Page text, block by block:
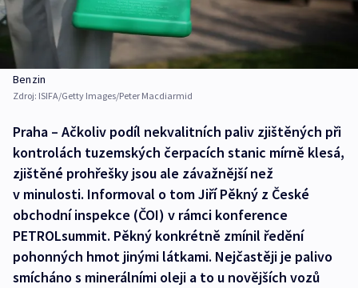
Benzin
Zdroj: ISIFA/Getty Images/Peter Macdiarmid
Praha – Ačkoliv podíl nekvalitních paliv zjištěných při
kontrolách tuzemských čerpacích stanic mírně klesá,
zjištěné prohřešky jsou ale závažnější než
v minulosti. Informoval o tom Jiří Pěkný z České
obchodní inspekce (ČOI) v rámci konference
PETROLsummit. Pěkný konkrétně zmínil ředění
pohonných hmot jinými látkami. Nejčastěji je palivo
smícháno s minerálními oleji a to u novějších vozů